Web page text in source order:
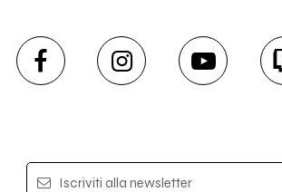
Iscriviti alla newsletter